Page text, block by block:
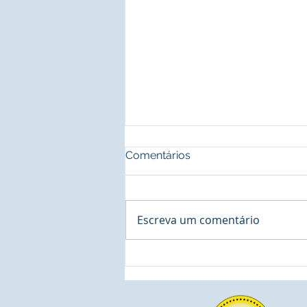
do Elo Social Brasil,
Comentários
Escreva um comentário